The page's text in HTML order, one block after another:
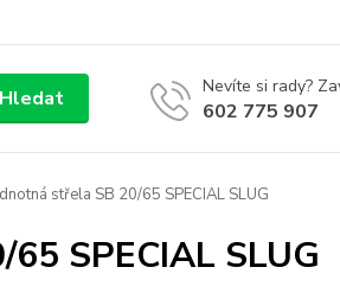
Hledat Nevíte si rady?
602 775 907
střela SB 20/65 SPECIAL SLUG
SPECIAL SLUG